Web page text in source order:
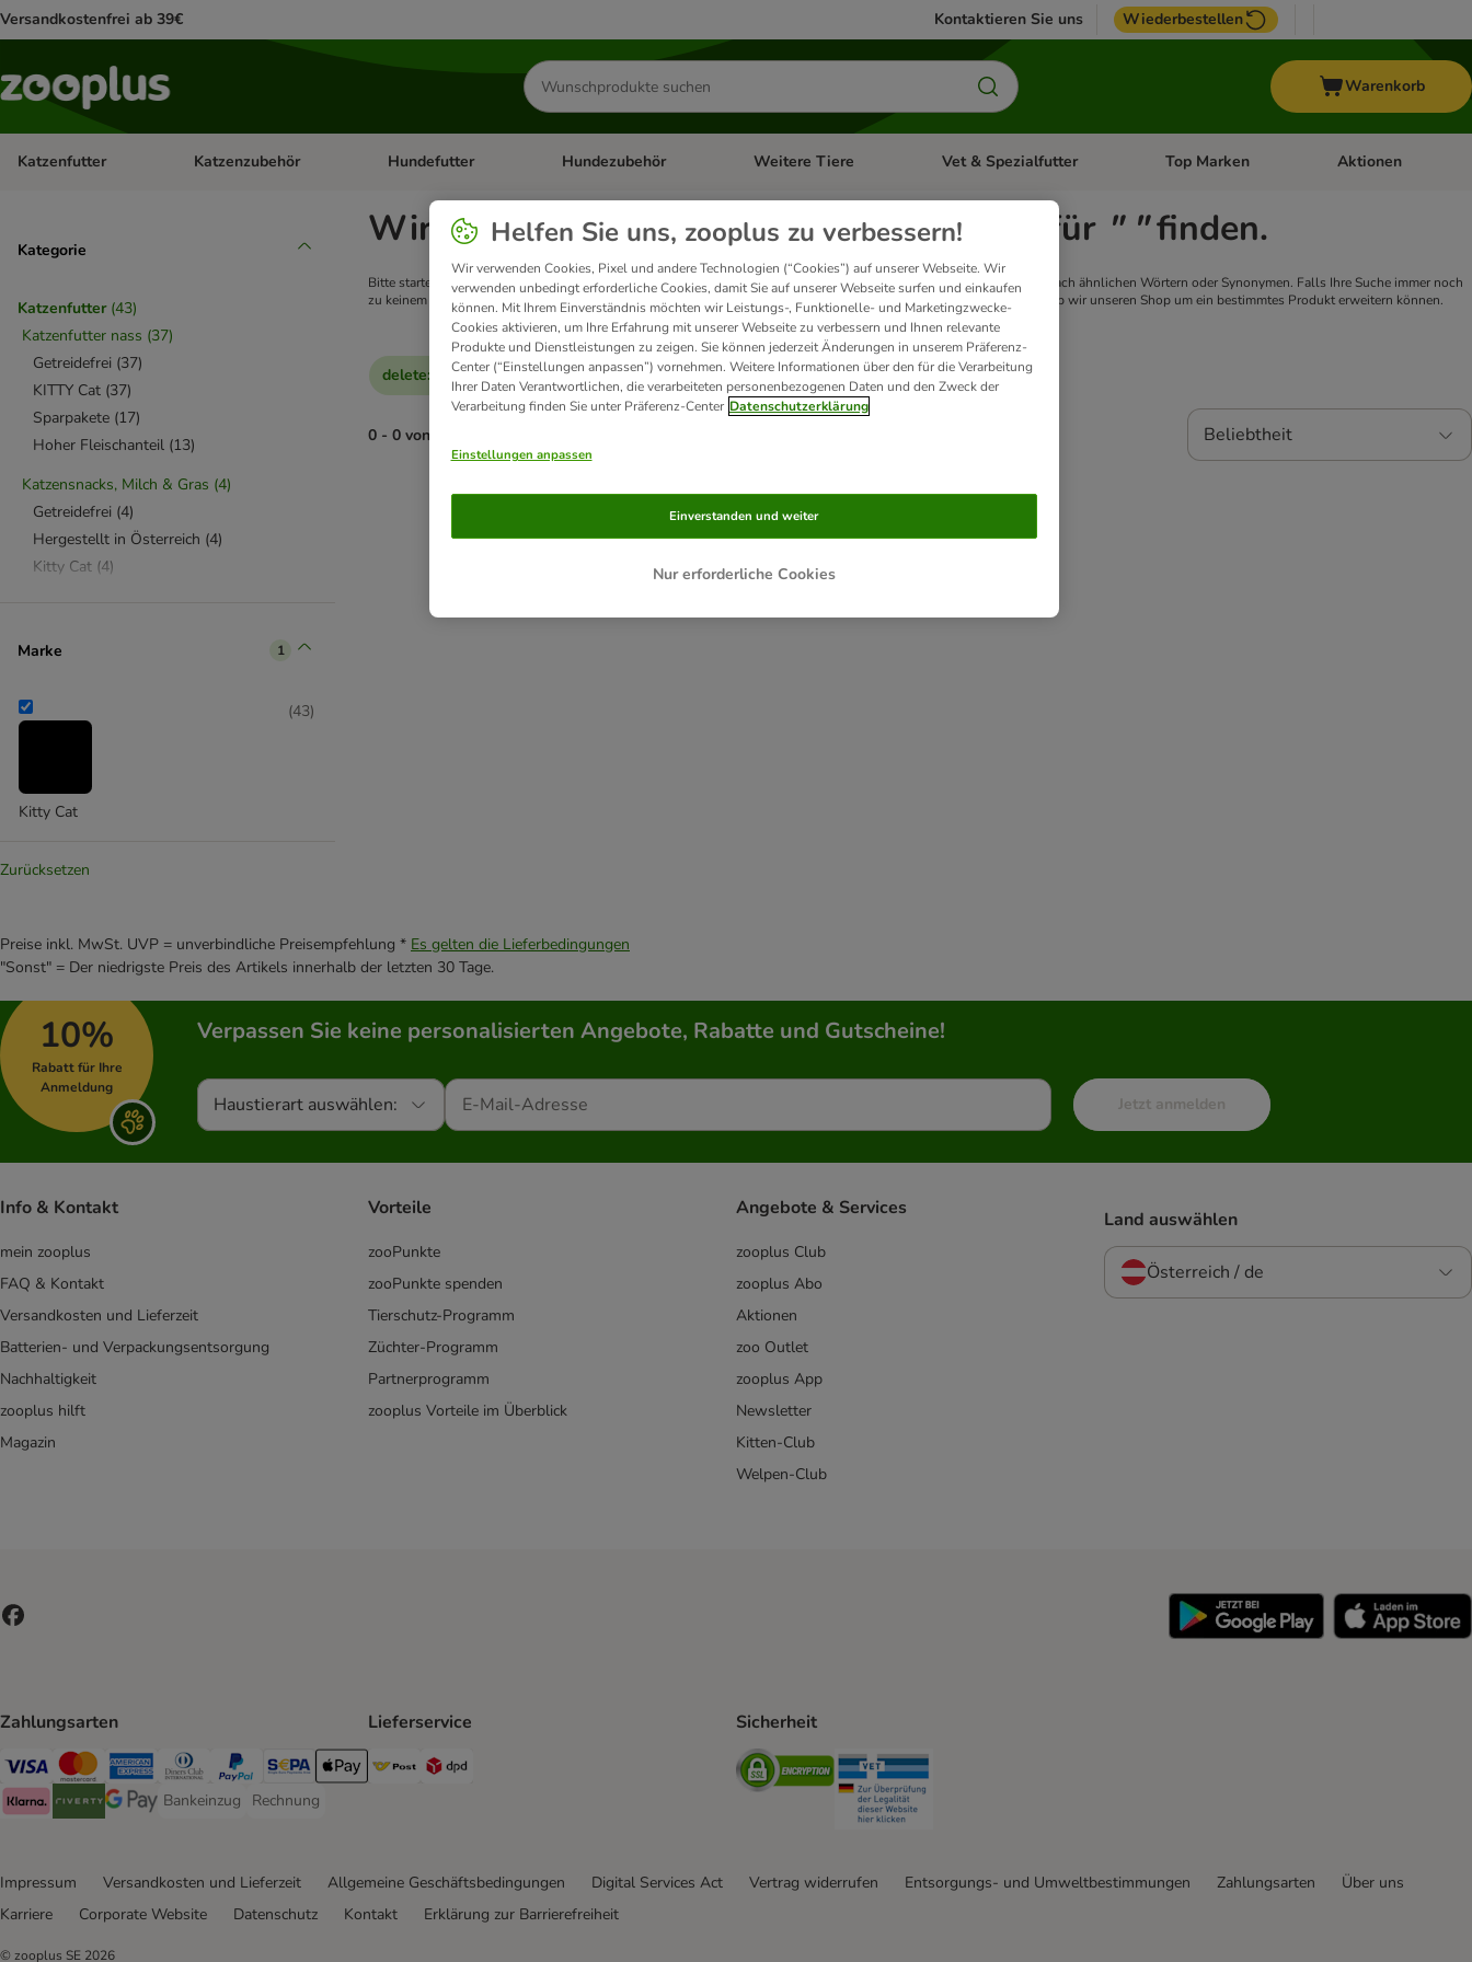
Versandkostenfrei ab 39€ Kontaktieren Sie uns Wiederbestellen
Produkte
suchen
Warenkorb
Katzenfutter Kategorie-Menü öffnen: Katzenfutter
Katzenzubehör Kategorie-Menü öffnen: Katzenzubehör
Hundefutter Kategorie-Menü öffnen: Hundefutter
Hundezubehör Kategorie-Menü öffnen: Hundezubehör
Weitere Tiere Kategorie-Menü öffnen: Weitere Tiere
Vet & Spezialfutter Kategorie-Menü öffnen: Vet & Spezialfutter
Top Marken Kategorie-Menü
Aktionen
Kategorie
Katzenfutter (43)
Katzenfutter nass (37)
Getreidefrei (37)
KITTY Cat (37)
Sparpakete (17)
Hoher Fleischanteil (13)
Katzensnacks, Milch & Gras (4)
Getreidefrei (4)
Hergestellt in Österreich (4)
Kitty Cat (4)
Zahnpflegesnacks
Getreidefrei
Marke 1
Kitty Cat
(43)
Zurücksetzen
Wir konnten leider keine Suchergebnisse für " "finden.
Bitte starten Sie eine erneute Suche: Stellen Sie sicher, dass Ihr Suchbegriff keine Tippfehler enthält oder suchen Sie nach ähnlichen Wörtern oder Synonymen. Falls Ihre Suche immer noch
zu keinem Ergebnis führen sollte, kontaktieren Sie bitte unseren Kundenservice. Wir helfen Ihnen gerne oder prüfen, ob wir unseren Shop um ein bestimmtes Produkt erweitern können.
delete: Kitty Cat
0 - 0 von 0 Produkte Beliebtheit
Preise inkl. MwSt. UVP = unverbindliche Preisempfehlung * Es gelten die Lieferbedingungen
"Sonst" = Der niedrigste Preis des Artikels innerhalb der letzten 30 Tage.
10%
Rabatt für Ihre
Anmeldung
Verpassen Sie keine personalisierten Angebote, Rabatte und Gutscheine!
Haustierart auswählen: Jetzt anmelden
Info & Kontakt
mein zooplus
FAQ & Kontakt
Versandkosten und Lieferzeit
Batterien- und Verpackungsentsorgung
Nachhaltigkeit
zooplus hilft
Magazin
Vorteile
zooPunkte
zooPunkte spenden
Tierschutz-Programm
Züchter-Programm
Partnerprogramm
zooplus Vorteile im Überblick
Angebote & Services
zooplus Club
zooplus Abo
Aktionen
zoo Outlet
zooplus App
Newsletter
Kitten-Club
Welpen-Club
Land auswählen
Österreich / de
Zahlungsarten
Visa Payment Method
MasterCard Payment Method
American Express Payment Method
Diners Club Payment Method
PayPal Payment Method
SEPA Payment Method
Apple Pay Payment Method
Klarna Payment Method
Riverty Payment Method
Google Pay Payment Method
Bankeinzug
Bankeinzug Payment Method
Rechnung
Rechnung Payment Method
Lieferservice
Österreichische Post Shipping Method
Sicherheit
Security
Impressum Versandkosten und Lieferzeit Allgemeine Geschäftsbedingungen Digital Services Act Vertrag widerrufen Entsorgungs- und Umweltbestimmungen Zahlungsarten
Über uns
Karriere
Corporate Website Datenschutz Kontakt Erklärung zur Barrierefreiheit
© zooplus SE 2026
Helfen Sie uns, zooplus zu verbessern!
Wir verwenden Cookies, Pixel und andere Technologien (“Cookies”) auf unserer Webseite. Wir
verwenden unbedingt erforderliche Cookies, damit Sie auf unserer Webseite surfen und einkaufen
können. Mit Ihrem Einverständnis möchten wir Leistungs-, Funktionelle- und Marketingzwecke-
Cookies aktivieren, um Ihre Erfahrung mit unserer Webseite zu verbessern und Ihnen relevante
Produkte und Dienstleistungen zu zeigen. Sie können jederzeit Änderungen in unserem Präferenz-
Center (“Einstellungen anpassen”) vornehmen. Weitere Informationen über den für die Verarbeitung
Ihrer Daten Verantwortlichen, die verarbeiteten personenbezogenen Daten und den Zweck der
Verarbeitung finden Sie unter Präferenz-Center Datenschutzerklärung
Einstellungen anpassen
Nur erforderliche Cookies
Einverstanden und weiter